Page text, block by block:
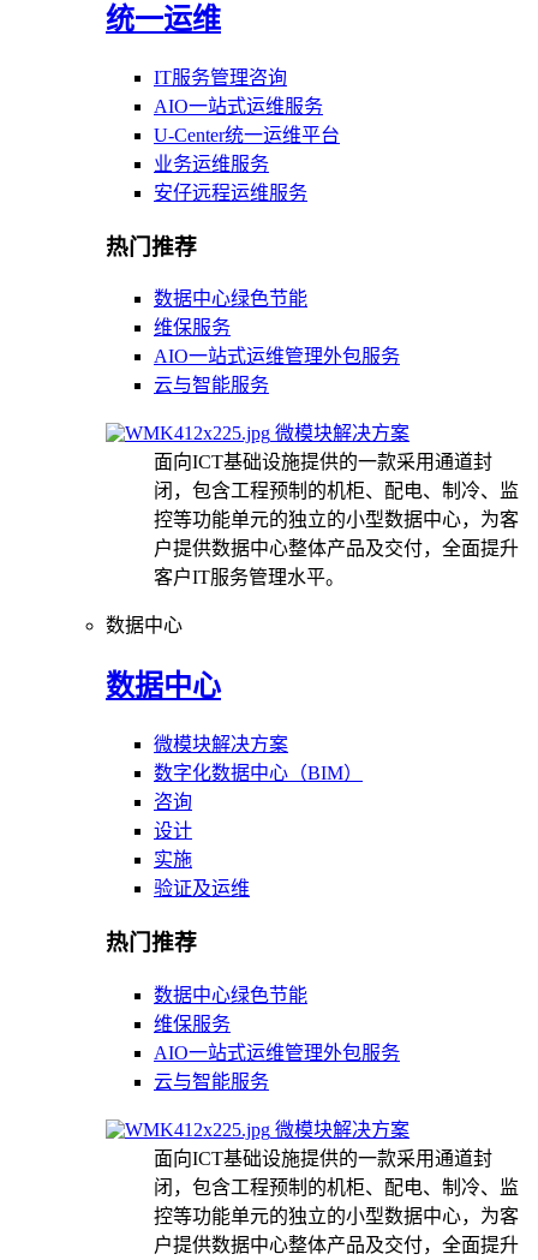
统一运维
IT服务管理咨询
AIO一站式运维服务
U-Center统一运维平台
业务运维服务
安仔远程运维服务
热门推荐
数据中心绿色节能
维保服务
AIO一站式运维管理外包服务
云与智能服务
微模块解决方案
面向ICT基础设施提供的一款采用通道封
闭，包含工程预制的机柜、配电、制冷、监
控等功能单元的独立的小型数据中心，为客
户提供数据中心整体产品及交付，全面提升
客户IT服务管理水平。
数据中心
数据中心
微模块解决方案
数字化数据中心（BIM）
咨询
设计
实施
验证及运维
热门推荐
数据中心绿色节能
维保服务
AIO一站式运维管理外包服务
云与智能服务
微模块解决方案
面向ICT基础设施提供的一款采用通道封
闭，包含工程预制的机柜、配电、制冷、监
控等功能单元的独立的小型数据中心，为客
户提供数据中心整体产品及交付，全面提升